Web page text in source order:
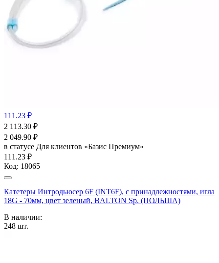
111.23 ₽
2 113.30 ₽
2 049.90 ₽
в статусе Для клиентов «Базис Премиум»
111.23 ₽
Код: 18065
Катетеры Интродьюсер 6F (INT6F), с принадлежностями, игла
18G - 70мм, цвет зеленый, BALTON Sp. (ПОЛЬША)
В наличии:
248 шт.